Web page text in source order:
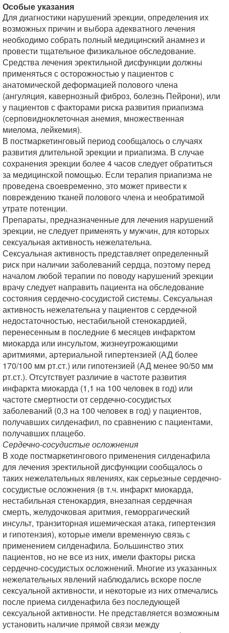
Особые указания
Для диагностики нарушений эрекции, определения их
возможных причин и выбора адекватного лечения
необходимо собрать полный медицинский анамнез и
провести тщательное физикальное обследование.
Средства лечения эректильной дисфункции должны
применяться с осторожностью у пациентов с
анатомической деформацией полового члена
(ангуляция, кавернозный фиброз, болезнь Пейрони), или
у пациентов с факторами риска развития приапизма
(серповидноклеточная анемия, множественная
миелома, лейкемия).
В постмаркетинговый период сообщалось о случаях
развития длительной эрекции и приапизма. В случае
сохранения эрекции более 4 часов следует обратиться
за медицинской помощью. Если терапия приапизма не
проведена своевременно, это может привести к
повреждению тканей полового члена и необратимой
утрате потенции.
Препараты, предназначенные для лечения нарушений
эрекции, не следует применять у мужчин, для которых
сексуальная активность нежелательна.
Сексуальная активность представляет определенный
риск при наличии заболеваний сердца, поэтому перед
началом любой терапии по поводу нарушений эрекции
врачу следует направить пациента на обследование
состояния сердечно-сосудистой системы. Сексуальная
активность нежелательна у пациентов с сердечной
недостаточностью, нестабильной стенокардией,
перенесенным в последние 6 месяцев инфарктом
миокарда или инсультом, жизнеугрожающими
аритмиями, артериальной гипертензией (АД более
170/100 мм рт.ст.) или гипотензией (АД менее 90/50 мм
рт.ст.). Отсутствует различие в частоте развития
инфаркта миокарда (1,1 на 100 человек в год) или
частоте смертности от сердечно-сосудистых
заболеваний (0,3 на 100 человек в год) у пациентов,
получавших силденафил, по сравнению с пациентами,
получавших плацебо.
Сердечно-сосудистые осложнения
В ходе постмаркетингового применения силденафила
для лечения эректильной дисфункции сообщалось о
таких нежелательных явлениях, как серьезные сердечно-
сосудистые осложнения (в т.ч. инфаркт миокарда,
нестабильная стенокардия, внезапная сердечная
смерть, желудочковая аритмия, геморрагический
инсульт, транзиторная ишемическая атака, гипертензия
и гипотензия), которые имели временную связь с
применением силденафила. Большинство этих
пациентов, но не все из них, имели факторы риска
сердечно-сосудистых осложнений. Многие из указанных
нежелательных явлений наблюдались вскоре после
сексуальной активности, и некоторые из них отмечались
после приема силденафила без последующей
сексуальной активности. Не представляется возможным
установить наличие прямой связи между